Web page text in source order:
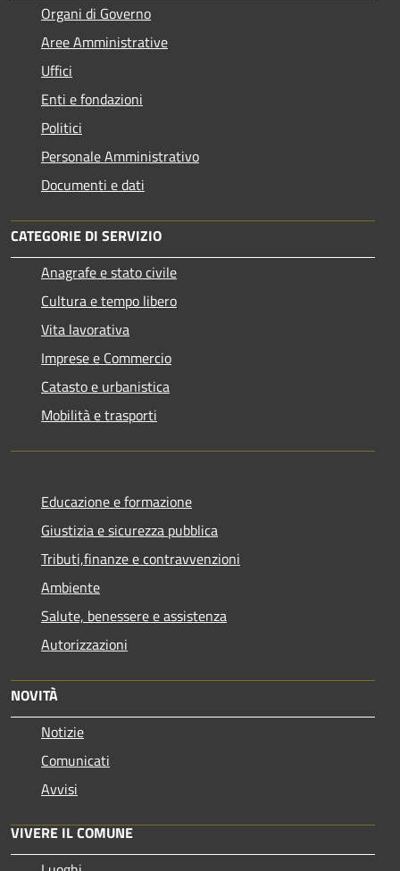
Organi di Governo
Aree Amministrative
Uffici
Enti e fondazioni
Politici
Personale Amministrativo
Documenti e dati
CATEGORIE DI SERVIZIO
Anagrafe e stato civile
Cultura e tempo libero
Vita lavorativa
Imprese e Commercio
Catasto e urbanistica
Mobilità e trasporti
Educazione e formazione
Giustizia e sicurezza pubblica
Tributi,finanze e contravvenzioni
Ambiente
Salute, benessere e assistenza
Autorizzazioni
NOVITÀ
Notizie
Comunicati
Avvisi
VIVERE IL COMUNE